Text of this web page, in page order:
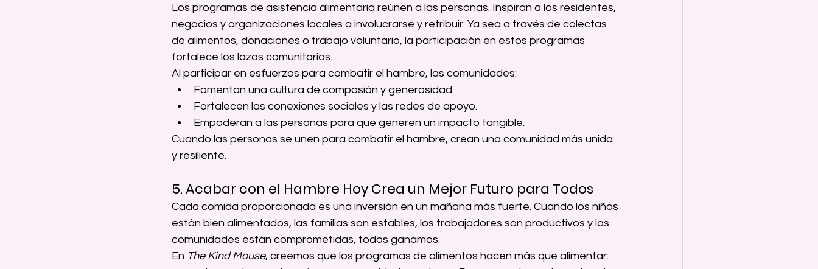
Los programas de asistencia alimentaria reúnen a las personas. Inspiran a los residentes,
negocios y organizaciones locales a involucrarse y retribuir. Ya sea a través de colectas
de alimentos, donaciones o trabajo voluntario, la participación en estos programas
fortalece los lazos comunitarios.
Al participar en esfuerzos para combatir el hambre, las comunidades:
Fomentan una cultura de compasión y generosidad.
Fortalecen las conexiones sociales y las redes de apoyo.
Empoderan a las personas para que generen un impacto tangible.
Cuando las personas se unen para combatir el hambre, crean una comunidad más unida
y resiliente.
5. Acabar con el Hambre Hoy Crea un Mejor Futuro para Todos
Cada comida proporcionada es una inversión en un mañana más fuerte. Cuando los niños
están bien alimentados, las familias son estables, los trabajadores son productivos y las
comunidades están comprometidas, todos ganamos.
En The Kind Mouse, creemos que los programas de alimentos hacen más que alimentar: